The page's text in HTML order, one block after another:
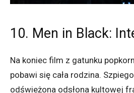
10. Men in Black:
Na koniec film z gatunku
pobawi się cała rodzina.
odświeżona odsłona kultowej